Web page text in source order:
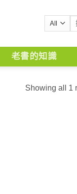
搜
鍵
老書的知識
Showing all 1